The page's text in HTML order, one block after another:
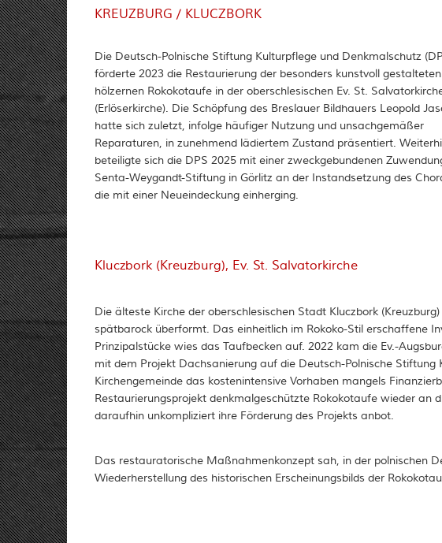
KREUZBURG / KLUCZBORK
Die Deutsch-Polnische Stiftung Kulturpflege und Denkmalschutz
förderte 2023 die Restaurierung der besonders kunstvoll gestalteten
hölzernen Rokokotaufe in der oberschlesischen Ev. St.
(Erlöserkirche). Die Schöpfung des Breslauer Bildhauers Leopold
hatte sich zuletzt, infolge häufiger Nutzung und unsachgemäßer
Reparaturen, in zunehmend lädiertem Zustand präsentiert.
beteiligte sich die DPS 2025 mit einer zweckgebundenen
Senta-Weygandt-Stiftung in Görlitz an der Instandsetzung des
die mit einer Neueindeckung einherging.
Kluczbork (Kreuzburg), Ev. St. Salvatorkirche
Die älteste Kirche der oberschlesischen Stadt Kluczbork
spätbarock überformt. Das einheitlich im Rokoko-Stil erschaffene
Prinzipalstücke wies das Taufbecken auf. 2022 kam die Ev.-
mit dem Projekt Dachsanierung auf die Deutsch-Polnische
Kirchengemeinde das kostenintensive Vorhaben mangels
Restaurierungsprojekt denkmalgeschützte Rokokotaufe wieder an
daraufhin unkompliziert ihre Förderung des Projekts anbot.
Das restauratorische Maßnahmenkonzept sah, in der polnischen
Wiederherstellung des historischen Erscheinungsbilds der